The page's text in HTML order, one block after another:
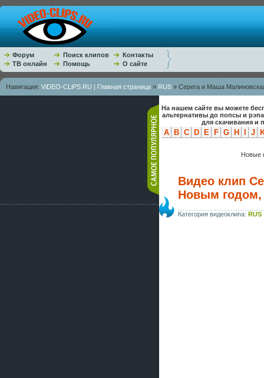
Форум Поиск клипов
Контакты
ТВ онлайн
Помощь О сайте
Навигация: ViDEO-CLiPS.RU | Главная страница » RUS » Серега и Маша
На нашем сайте вы можете
альтернативы до попсы и
для скачивания и
A B C D E F G H J
Новые
Видео клип
Новым
Категория видеоклипа: RUS